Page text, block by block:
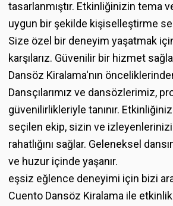
tasarlanmıştır. Etkinliğinizin tema
uygun bir şekilde kişiselleştirme
Size özel bir deneyim yaşatmak
karşılarız. Güvenilir bir hizmet
Dansöz Kiralama'nın
Dansçılarımız ve dansözlerimiz,
güvenilirlikleriyle tanınır.
seçilen ekip, sizin ve
rahatlığını sağlar. Geleneksel
ve huzur içinde yaşanır.
eşsiz eğlence deneyimi için bizi
Cuento Dansöz Kiralama ile